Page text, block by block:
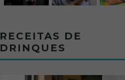
RECEITAS DE
DRINQUES